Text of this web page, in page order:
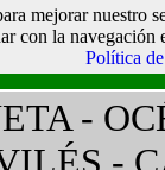
-
mejorar nuestro
la navegación
Política